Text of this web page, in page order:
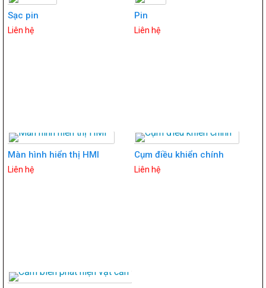
Sạc pin
Liên hệ
Pin
Liên hệ
Màn hình hiển thị HMI
Liên hệ
Cụm điều khiển chính
Liên hệ